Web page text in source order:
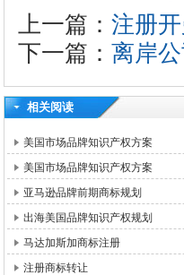
上一篇： 注册
下一篇： 离岸
相关阅读
美国市场品牌知识产权方案
美国市场品牌知识产权方案
亚马逊品牌前期商标规划
出海美国品牌知识产权规划
马达加斯加商标注册
注册商标转让